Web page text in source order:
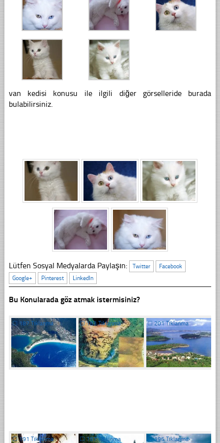
van kedisi konusu ile ilgili diğer görselleride burada
bulabilirsiniz.
Lütfen Sosyal Medyalarda Paylaşın: Twitter
Facebook
Google+
Pinterest LinkedIn
Bu Konularada göz atmak istermisiniz?
☐187 Tıklanma ☐183 Tıklanma ☐ 201 Tıklanma
☐191 Tıklanma ☐187 Tıklanma ☐196 Tıklanma